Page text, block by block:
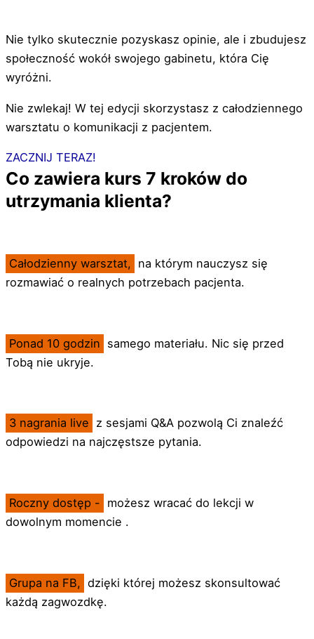
Nie tylko skutecznie pozyskasz opinie, ale i zbudujesz
społeczność wokół swojego gabinetu, która Cię
wyróżni.
Nie zwlekaj! W tej edycji skorzystasz z całodziennego
warsztatu o komunikacji z pacjentem.
ZACZNIJ TERAZ!
Co zawiera kurs 7 kroków do
utrzymania klienta?
Całodzienny warsztat, na którym nauczysz się
rozmawiać o realnych potrzebach pacjenta.
Ponad 10 godzin samego materiału. Nic się przed
Tobą nie ukryje.
3 nagrania live z sesjami Q&A pozwolą Ci znaleźć
odpowiedzi na najczęstsze pytania.
Roczny dostęp - możesz wracać do lekcji w
dowolnym momencie .
Grupa na FB, dzięki której możesz skonsultować
każdą zagwozdkę.